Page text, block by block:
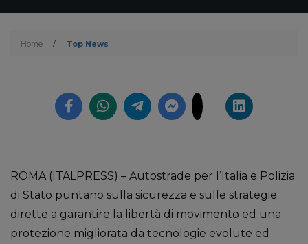
Home / Top News
ROMA (ITALPRESS) – Autostrade per l’Italia e Polizia
di Stato puntano sulla sicurezza e sulle strategie
dirette a garantire la libertà di movimento ed una
protezione migliorata da tecnologie evolute ed